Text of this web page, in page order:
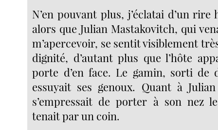
N’en pouvant plus, j’éclatai d’un rire
alors que Julian Mastakovitch, qui
m’apercevoir, se sentit visiblement
dignité, d’autant plus que l’hôte
porte d’en face. Le gamin, sorti de
essuyait ses genoux. Quant à
s’empressait de porter à son nez
tenait par un coin.